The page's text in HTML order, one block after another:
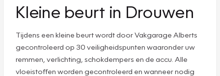
Kleine beurt in Drouwen
Tijdens een kleine beurt wordt door Vakgarage Alberts
gecontroleerd op 30 veiligheidspunten waaronder uw
remmen, verlichting, schokdempers en de accu. Alle
vloeistoffen worden gecontroleerd en wanneer nodig